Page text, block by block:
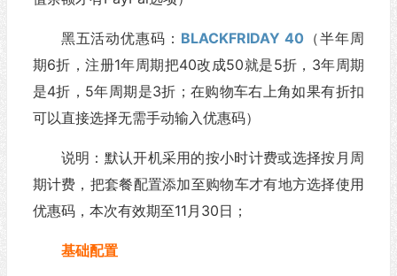
黑五活动优惠码： BLACKFRIDAY 40 （半年周
期6折，注册1年周期把40改成50就是5折，3年周期
是4折，5年周期是3折；在购物车右上角如果有折扣
可以直接选择无需手动输入优惠码）
说明：默认开机采用的按小时计费或选择按月周
期计费，把套餐配置添加至购物车才有地方选择使用
优惠码，本次有效期至11月30日；
基础配置